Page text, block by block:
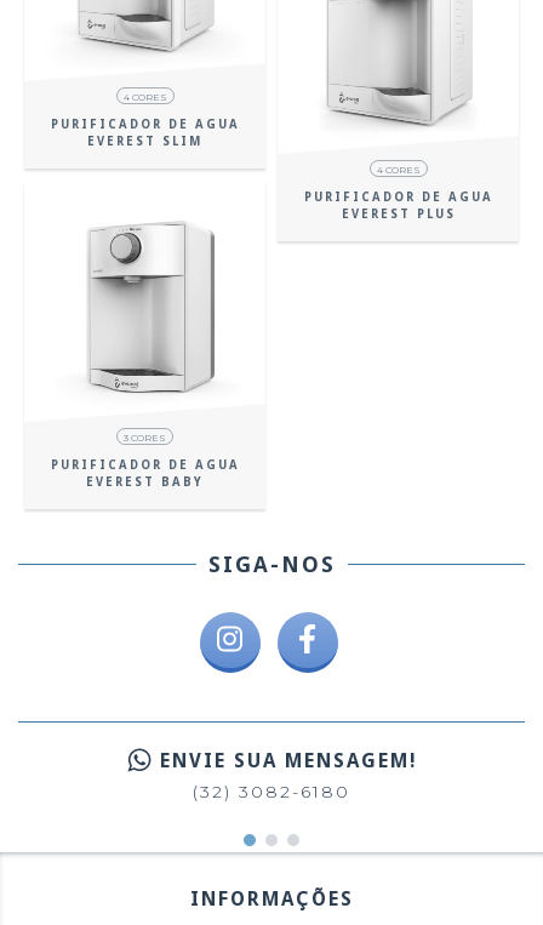
4 CORES
PURIFICADOR DE AGUA
EVEREST SLIM
4 CORES
PURIFICADOR DE AGUA
EVEREST PLUS
3 CORES
PURIFICADOR DE AGUA
EVEREST BABY
SIGA-NOS
ENVIE SUA MENSAGEM!
(32) 3082-6180
INFORMAÇÕES